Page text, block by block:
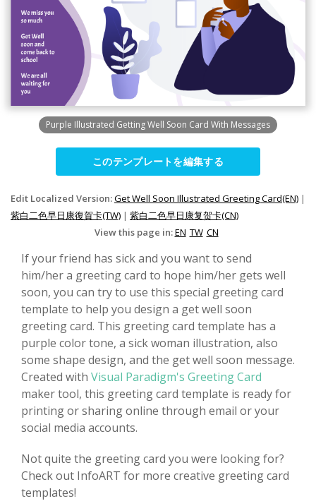
Purple Illustrated Getting Well Soon Card With Messages
このテンプレートを編集する
Edit Localized Version:Get Well Soon Illustrated Greeting Card(EN) |
紫白二色早日康復賀卡(TW) | 紫白二色早日康复贺卡(CN)
View this page in:EN TW CN
If your friend has sick and you want to send
him/her a greeting card to hope him/her gets well
soon, you can try to use this special greeting card
template to help you design a get well soon
greeting card. This greeting card template has a
purple color tone, a sick woman illustration, also
some shape design, and the get well soon message.
Created with Visual Paradigm's Greeting Card
maker tool, this greeting card template is ready for
printing or sharing online through email or your
social media accounts.
Not quite the greeting card you were looking for?
Check out InfoART for more creative greeting card
templates!